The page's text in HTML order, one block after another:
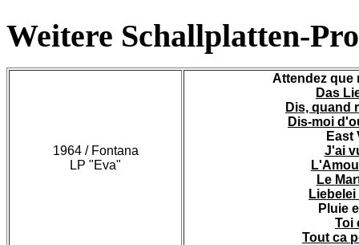
Weitere Schallplatten-
1964 / Fontana
LP "Eva"
Attendez que
Das
Dis, quand
Dis-moi
East
J'ai
Le
Liebelei
Pluie
Toi
Tout ca